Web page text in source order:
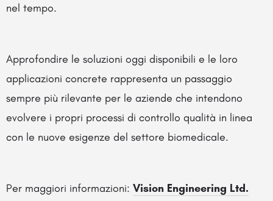
nel tempo.
Approfondire le soluzioni oggi disponibili e le loro
applicazioni concrete rappresenta un passaggio
sempre più rilevante per le aziende che intendono
evolvere i propri processi di controllo qualità in linea
con le nuove esigenze del settore biomedicale.
Per maggiori informazioni: Vision Engineering Ltd.